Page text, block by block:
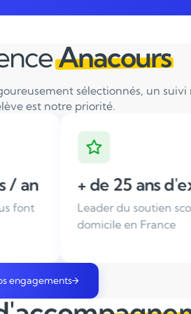
Anacours
sélectionnés, un
est notre priorité.
d'expérience
scolaire à
Tous
engagements